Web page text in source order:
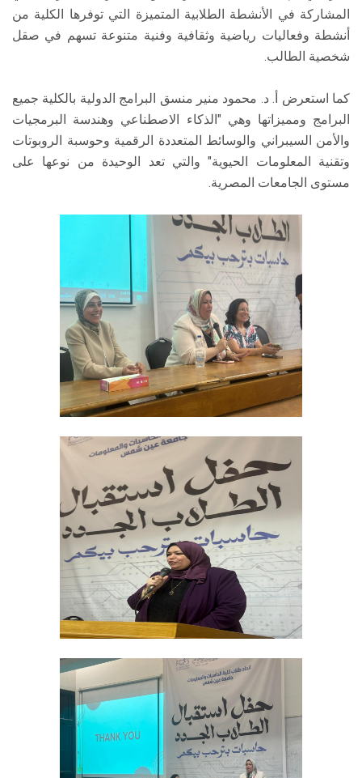
المشاركة في الأنشطة الطلابية المتميزة التي توفرها الكلية من
أنشطة وفعاليات رياضية وثقافية وفنية متنوعة تسهم في صقل
شخصية الطالب.
كما استعرض أ. د. محمود منير منسق البرامج الدولية بالكلية جميع
البرامج ومميزاتها وهي "الذكاء الاصطناعي وهندسة البرمجيات
والأمن السيبراني والوسائط المتعددة الرقمية وحوسبة الروبوتات
وتقنية المعلومات الحيوية" والتي تعد الوحيدة من نوعها على
مستوى الجامعات المصرية.